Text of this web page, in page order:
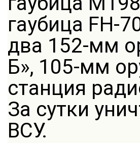
гаубица FH-
два 152-мм
Б», 105-мм
станция
За сутки
ВСУ.